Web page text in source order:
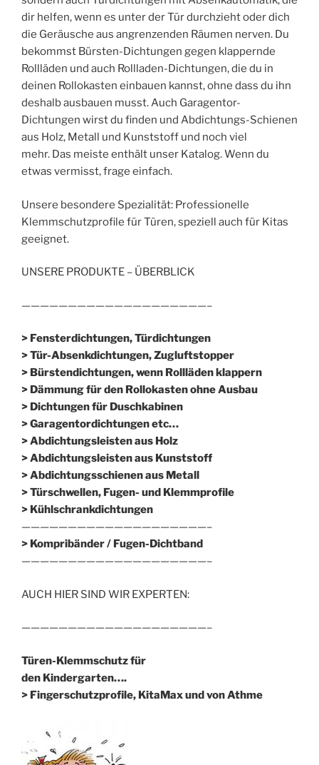
dir helfen, wenn es unter der Tür durchzieht oder dich
die Geräusche aus angrenzenden Räumen nerven. Du
bekommst Bürsten-Dichtungen gegen klappernde
Rollläden und auch Rollladen-Dichtungen, die du in
deinen Rollokasten einbauen kannst, ohne dass du ihn
deshalb ausbauen musst. Auch Garagentor-
Dichtungen wirst du finden und Abdichtungs-Schienen
aus Holz, Metall und Kunststoff und noch viel
mehr. Das meiste enthält unser Katalog. Wenn du
etwas vermisst, frage einfach.
Unsere besondere Spezialität: Professionelle
Klemmschutzprofile für Türen, speziell auch für Kitas
geeignet.
UNSERE PRODUKTE – ÜBERBLICK
————————————————————–
> Fensterdichtungen, Türdichtungen
> Tür-Absenkdichtungen, Zugluftstopper
> Bürstendichtungen, wenn Rollläden klappern
> Dämmung für den Rollokasten ohne Ausbau
> Dichtungen für Duschkabinen
> Garagentordichtungen etc…
> Abdichtungsleisten aus Holz
> Abdichtungsleisten aus Kunststoff
> Abdichtungsschienen aus Metall
> Türschwellen, Fugen- und Klemmprofile
> Kühlschrankdichtungen
————————————————————–
> Kompribänder / Fugen-Dichtband
————————————————————–
AUCH HIER SIND WIR EXPERTEN:
————————————————————–
Türen-Klemmschutz für
den Kindergarten….
> Fingerschutzprofile, KitaMax und von Athme